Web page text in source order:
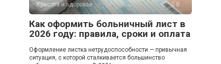
Красота и здоровье 0
Как оформить больничный лист в
2026 году: правила, сроки и оплата
Оформление листка нетрудоспособности — привычная
ситуация, с которой сталкивается большинство